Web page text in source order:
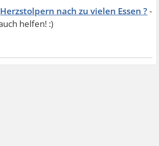
Herzstolpern nach zu vielen Essen ?